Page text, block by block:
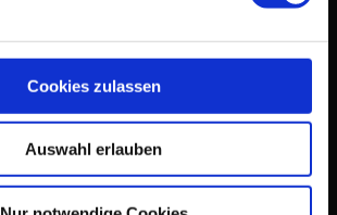
Cookies zulassen
Auswahl erlauben